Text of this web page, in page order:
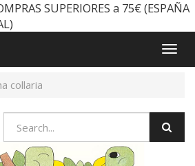
SUPERIORES a 75€ (ESPAÑA
collaria